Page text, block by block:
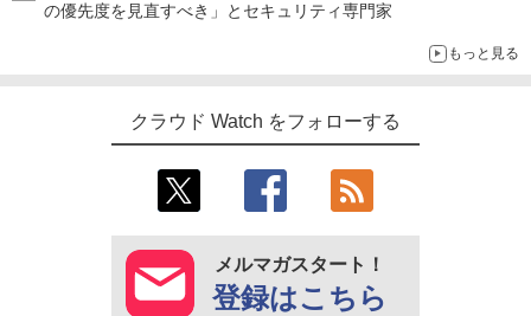
の優先度を見直すべき」とセキュリティ専門家
もっと見る
クラウド Watch をフォローする
メルマガスタート！
登録はこちら